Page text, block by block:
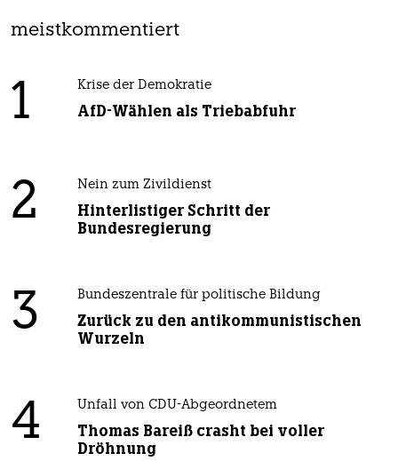
meistkommentiert
1 Krise der Demokratie
AfD-Wählen als Triebabfuhr
2 Nein zum Zivildienst
Hinterlistiger Schritt der
Bundesregierung
3 Bundeszentrale für politische Bildung
Zurück zu den antikommunistischen
Wurzeln
4 Unfall von CDU-Abgeordnetem
Thomas Bareiß crasht bei voller
Dröhnung